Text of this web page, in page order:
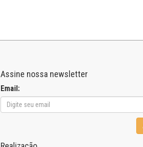
Assine nossa newsletter
Email: